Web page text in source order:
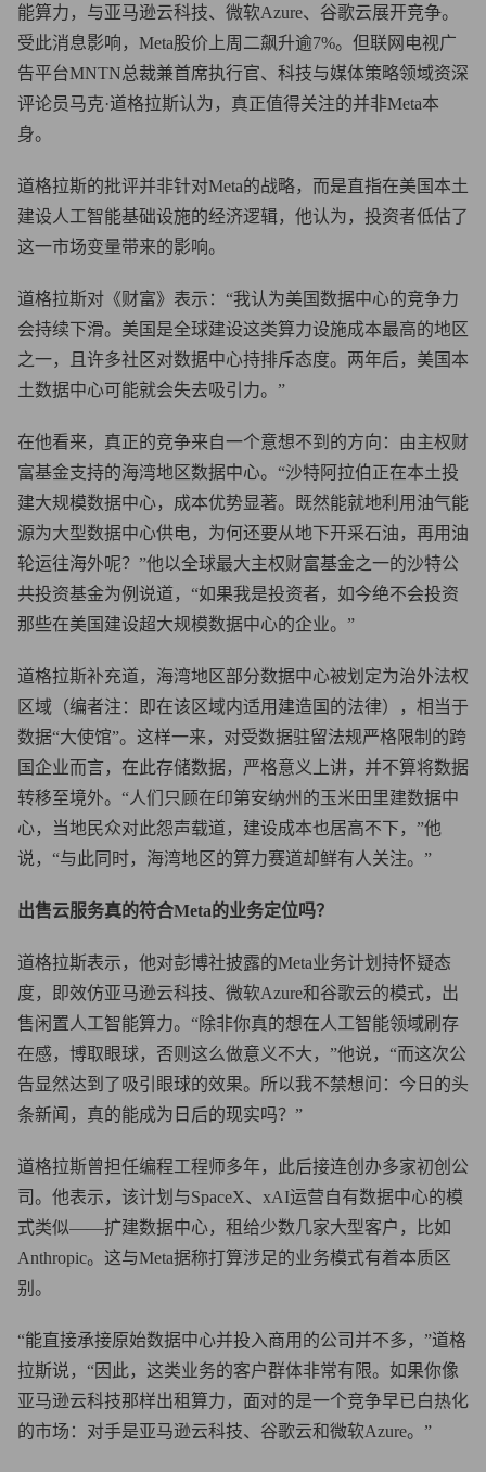
能算力，与亚马逊云科技、微软Azure、谷歌云展开竞争。
受此消息影响，Meta股价上周二飙升逾7%。但联网电视广
告平台MNTN总裁兼首席执行官、科技与媒体策略领域资深
评论员马克·道格拉斯认为，真正值得关注的并非Meta本
身。
道格拉斯的批评并非针对Meta的战略，而是直指在美国本土
建设人工智能基础设施的经济逻辑，他认为，投资者低估了
这一市场变量带来的影响。
道格拉斯对《财富》表示：“我认为美国数据中心的竞争力
会持续下滑。美国是全球建设这类算力设施成本最高的地区
之一，且许多社区对数据中心持排斥态度。两年后，美国本
土数据中心可能就会失去吸引力。”
在他看来，真正的竞争来自一个意想不到的方向：由主权财
富基金支持的海湾地区数据中心。“沙特阿拉伯正在本土投
建大规模数据中心，成本优势显著。既然能就地利用油气能
源为大型数据中心供电，为何还要从地下开采石油，再用油
轮运往海外呢？”他以全球最大主权财富基金之一的沙特公
共投资基金为例说道，“如果我是投资者，如今绝不会投资
那些在美国建设超大规模数据中心的企业。”
道格拉斯补充道，海湾地区部分数据中心被划定为治外法权
区域（编者注：即在该区域内适用建造国的法律），相当于
数据“大使馆”。这样一来，对受数据驻留法规严格限制的跨
国企业而言，在此存储数据，严格意义上讲，并不算将数据
转移至境外。“人们只顾在印第安纳州的玉米田里建数据中
心，当地民众对此怨声载道，建设成本也居高不下，”他
说，“与此同时，海湾地区的算力赛道却鲜有人关注。”
出售云服务真的符合Meta的业务定位吗？
道格拉斯表示，他对彭博社披露的Meta业务计划持怀疑态
度，即效仿亚马逊云科技、微软Azure和谷歌云的模式，出
售闲置人工智能算力。“除非你真的想在人工智能领域刷存
在感，博取眼球，否则这么做意义不大，”他说，“而这次公
告显然达到了吸引眼球的效果。所以我不禁想问：今日的头
条新闻，真的能成为日后的现实吗？”
道格拉斯曾担任编程工程师多年，此后接连创办多家初创公
司。他表示，该计划与SpaceX、xAI运营自有数据中心的模
式类似——扩建数据中心，租给少数几家大型客户，比如
Anthropic。这与Meta据称打算涉足的业务模式有着本质区
别。
“能直接承接原始数据中心并投入商用的公司并不多，”道格
拉斯说，“因此，这类业务的客户群体非常有限。如果你像
亚马逊云科技那样出租算力，面对的是一个竞争早已白热化
的市场：对手是亚马逊云科技、谷歌云和微软Azure。”